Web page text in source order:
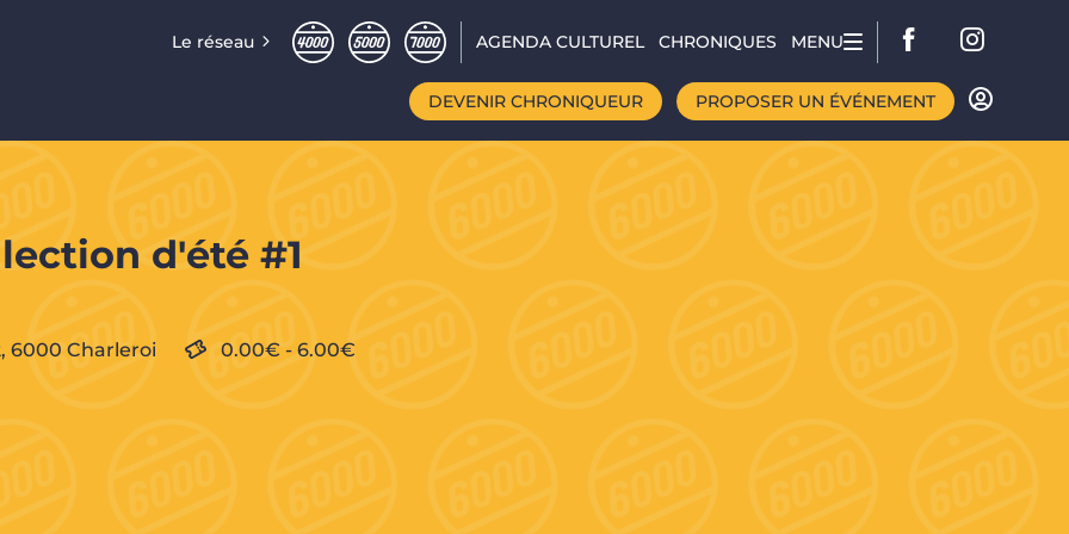
Le réseau AGENDA CULTUREL CHRONIQUES MENU
DEVENIR CHRONIQUEUR PROPOSER UN ÉVÉNEMENT
d'été #1
6000 Charleroi 0.00€ - 6.00€